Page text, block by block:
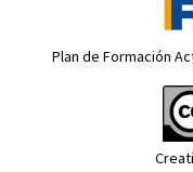
Plan de Formación